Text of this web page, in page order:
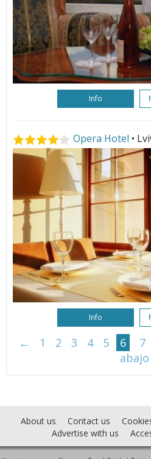
Info
Opera Hotel •
Info
← 1 2 3 4 5 6 7
abajo
About us Contact us
Advertise with us